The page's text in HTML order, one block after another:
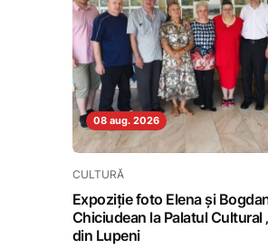
08 aug. 2026
CULTURĂ
Expoziție foto Elena și
Chiciudean la Palatul Cultural
din Lupeni